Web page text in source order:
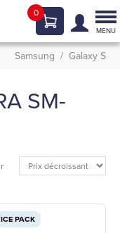
0
MENU
Samsung Galaxy S
SM-
PACK